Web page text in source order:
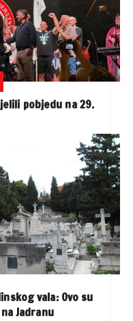
pobjedu na 29.
vala: Ovo su
Jadranu